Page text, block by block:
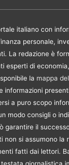
italiano con
personale,
La redazione è
esperti di
la mappa
informazioni
a puro scopo
modo consigli o
garantire il
non si assumono la
fatti dai lettori.
giornalistica